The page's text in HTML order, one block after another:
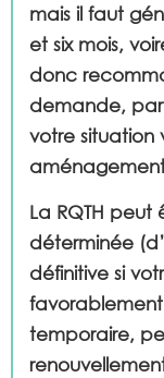
mais il faut
et six mois,
donc
demande,
votre situation
La RQTH
déterminée
définitive si
temporaire,